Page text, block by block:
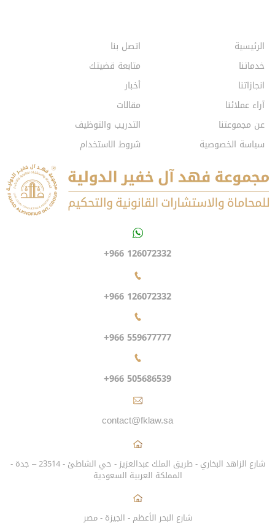
الرئيسية
خدماتنا
انجازاتنا
آراء عملائنا
عن مجموعتنا
سياسة الخصوصية
اتصل بنا
متابعة قضيتك
أخبار
مقالات
التدريب والتوظيف
شروط الاستخدام
+966 126072332
+966 126072332
+966 559677777
+966 505686539
contact@fklaw.sa
شارع الزاهد البخاري - طريق الملك عبدالعزيز - حي الشاطئ - 23514 – جدة -
المملكة العربية السعودية
شارع البحر الأعظم - الجيزة - مصر